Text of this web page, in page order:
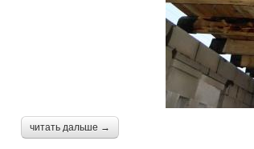
читать дальше →